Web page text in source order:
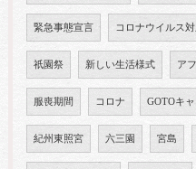
緊急事態宣言 コロナウイルス
祇園祭 新しい生活様式 ア
服喪期間 コロナ GOTOキ
紀州東照宮 六三園 宮島